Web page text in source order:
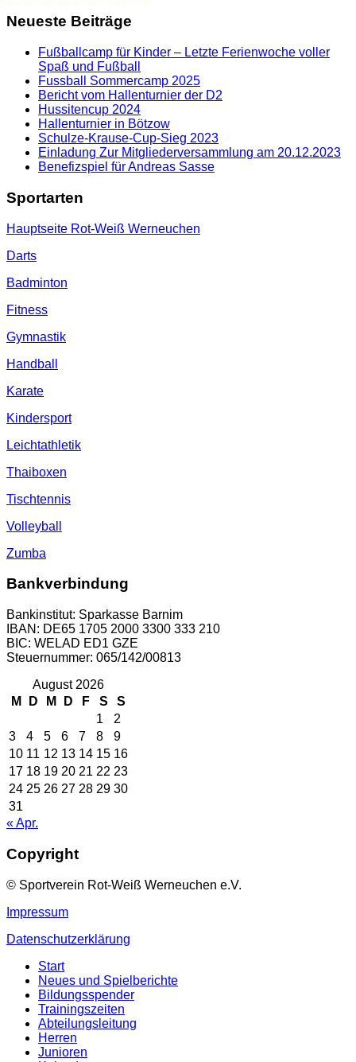
Neueste Beiträge
Fußballcamp für Kinder – Letzte Ferienwoche voller
Spaß und Fußball
Fussball Sommercamp 2025
Bericht vom Hallenturnier der D2
Hussitencup 2024
Hallenturnier in Bötzow
Schulze-Krause-Cup-Sieg 2023
Einladung Zur Mitgliederversammlung am 20.12.2023
Benefizspiel für Andreas Sasse
Sportarten
Hauptseite Rot-Weiß Werneuchen
Darts
Badminton
Fitness
Gymnastik
Handball
Karate
Kindersport
Leichtathletik
Thaiboxen
Tischtennis
Volleyball
Zumba
Bankverbindung
Bankinstitut: Sparkasse Barnim
IBAN: DE65 1705 2000 3300 333 210
BIC: WELAD ED1 GZE
Steuernummer: 065/142/00813
August 2026
M
D M D F S
S
1
2
3
4 5 6 7 8
9
10 11 12 13 14 15 16
17 18 19 20 21 22 23
24 25 26 27 28 29 30
31
« Apr.
Copyright
© Sportverein Rot-Weiß Werneuchen e.V.
Impressum
Datenschutzerklärung
Start
Neues und Spielberichte
Bildungsspender
Trainingszeiten
Abteilungsleitung
Herren
Junioren